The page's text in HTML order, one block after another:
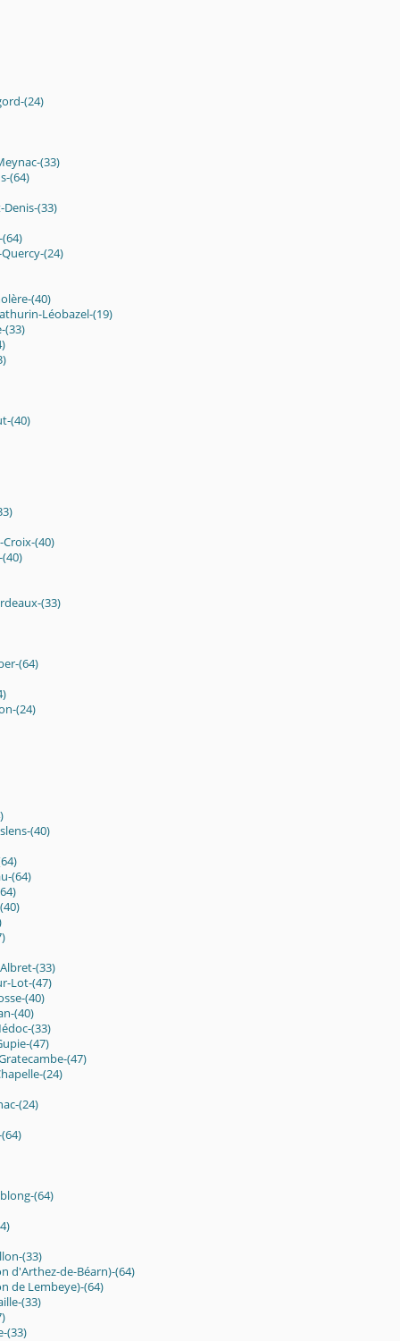
(24)
(33)
(64)
Denis-(33)
(24)
(40)
Léobazel-(19)
(33)
(40)
Croix-(40)
(33)
(64)
(24)
(40)
(64)
(33)
Lot-(47)
(40)
(40)
(33)
(47)
(47)
(24)
(24)
(64)
(33)
d'Arthez-de-Béarn)-(64)
de Lembeye)-(64)
(33)
(33)